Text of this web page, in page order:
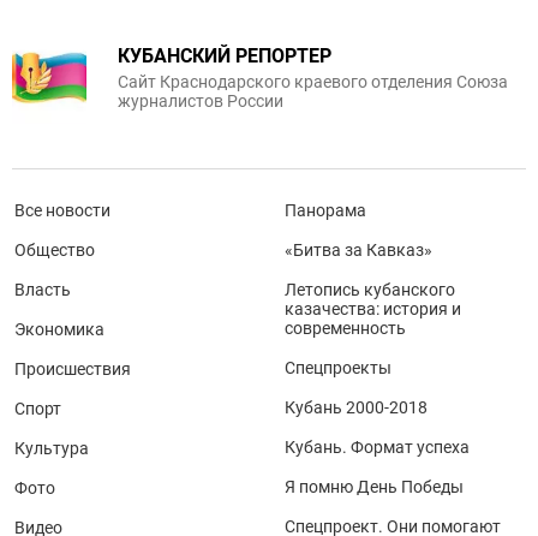
КУБАНСКИЙ РЕПОРТЕР
Сайт Краснодарского краевого отделения Союза
журналистов России
Все новости
Общество
Власть
Экономика
Происшествия
Спорт
Культура
Фото
Видео
Панорама
«Битва за Кавказ»
Летопись кубанского
казачества: история и
современность
Спецпроекты
Кубань 2000-2018
Кубань. Формат успеха
Я помню День Победы
Спецпроект. Они помогают